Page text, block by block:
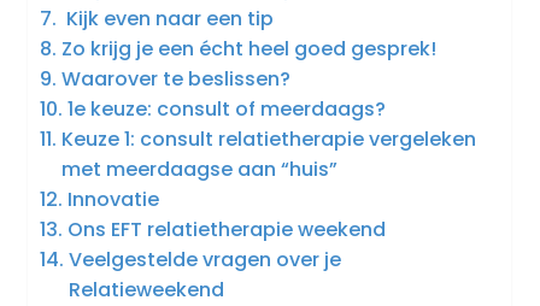
Kijk even naar een tip
Zo krijg je een écht heel goed gesprek!
Waarover te beslissen?
1e keuze: consult of meerdaags?
Keuze 1: consult relatietherapie vergeleken
met meerdaagse aan “huis”
Innovatie
Ons EFT relatietherapie weekend
Veelgestelde vragen over je
Relatieweekend